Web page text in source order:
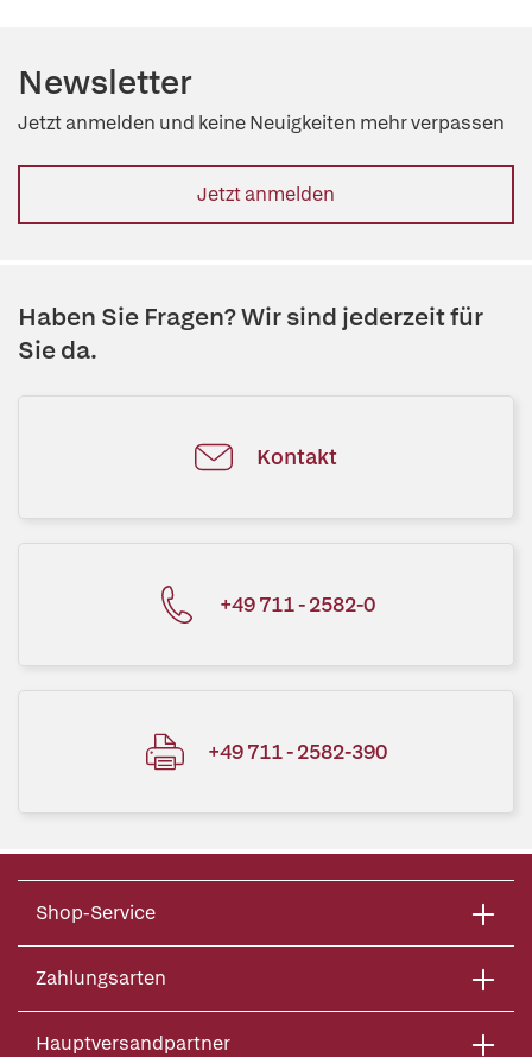
Newsletter
Jetzt anmelden und keine Neuigkeiten mehr verpassen
Jetzt anmelden
Haben Sie Fragen? Wir sind jederzeit für
Sie da.
Kontakt
+49 711 - 2582-0
+49 711 - 2582-390
Shop-Service
Zahlungsarten
Hauptversandpartner